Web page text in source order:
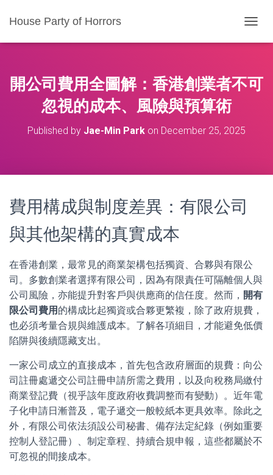
House Party of Horrors
O
L
E
開公司費用全圖解：香港創業者不可
忽視的成本、風險與預算術
Published by Jae-Min Park on December 25, 2025
費用構成與制度差異：有限公司
與其他架構的真實成本
在香港創業，最常見的商業架構包括獨資、合夥與有限公
司。多數創業者選擇有限公司，因為有限責任可隔離個人與
公司風險，亦能提升對客戶與供應商的信任度。然而， 開有
限公司費用 的構成比起獨資或合夥更繁複，除了政府規費，
也必須考量合規與維護成本。了解各項細目，才能避免低價
陷阱與後續隱藏支出。
一家公司成立的直接成本，首先包含政府層面的規費：向公
司註冊處遞交公司註冊申請所需之費用，以及向稅務局繳付
商業登記費（視乎該年度政府收費調整而有變動）。近年電
子化申請日漸普及，電子遞交一般較紙本更具效率。除此之
外，有限公司依法須設公司秘書、備存法定紀錄（例如重要
控制人登記冊）、制定章程、持續合規申報，這些都屬於不
可忽視的間接成本。